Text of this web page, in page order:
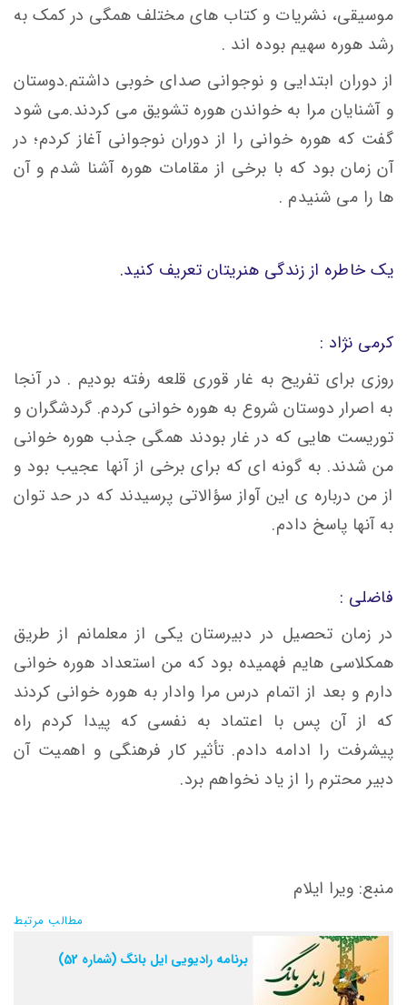
موسیقی، نشریات و کتاب های مختلف همگی در کمک به
رشد هوره سهیم بوده اند .
از دوران ابتدایی و نوجوانی صدای خوبی داشتم.دوستان
و آشنایان مرا به خواندن هوره تشویق می کردند.می شود
گفت که هوره خوانی را از دوران نوجوانی آغاز کردم؛ در
آن زمان بود که با برخی از مقامات هوره آشنا شدم و آن
ها را می شنیدم .
یک خاطره از زندگی هنریتان تعریف کنید.
کرمی نژاد :
روزی برای تفریح به غار قوری قلعه رفته بودیم . در آنجا
به اصرار دوستان شروع به هوره خوانی کردم. گردشگران و
توریست هایی که در غار بودند همگی جذب هوره خوانی
من شدند. به گونه ای که برای برخی از آنها عجیب بود و
از من درباره ی این آواز سؤالاتی پرسیدند که در حد توان
به آنها پاسخ دادم.
فاضلی :
در زمان تحصیل در دبیرستان یکی از معلمانم از طریق
همکلاسی هایم فهمیده بود که من استعداد هوره خوانی
دارم و بعد از اتمام درس مرا وادار به هوره خوانی کردند
که از آن پس با اعتماد به نفسی که پیدا کردم راه
پیشرفت را ادامه دادم. تأثیر کار فرهنگی و اهمیت آن
دبیر محترم را از یاد نخواهم برد.
منبع: ویرا ایلام
مطالب مرتبط
برنامه رادیویی ایل بانگ (شماره 52)